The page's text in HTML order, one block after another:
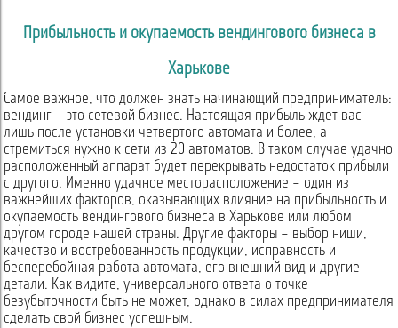
Прибыльность и окупаемость вендингового бизнеса в
Харькове
Самое важное, что должен знать начинающий предприниматель:
вендинг – это сетевой бизнес. Настоящая прибыль ждет вас
лишь после установки четвертого автомата и более, а
стремиться нужно к сети из 20 автоматов. В таком случае удачно
расположенный аппарат будет перекрывать недостаток прибыли
с другого. Именно удачное месторасположение – один из
важнейших факторов, оказывающих влияние на прибыльность и
окупаемость вендингового бизнеса в Харькове или любом
другом городе нашей страны. Другие факторы – выбор ниши,
качество и востребованность продукции, исправность и
бесперебойная работа автомата, его внешний вид и другие
детали. Как видите, универсального ответа о точке
безубыточности быть не может, однако в силах предпринимателя
сделать свой бизнес успешным.